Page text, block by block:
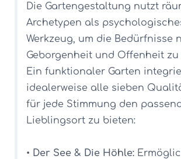
Die Gartengestaltung nutzt
Archetypen als
Werkzeug, um die Bedürfnisse
Geborgenheit und Offenheit
Ein funktionaler Garten
idealerweise alle sieben
für jede Stimmung den
Lieblingsort zu bieten:
• Der See & Die Höhle: